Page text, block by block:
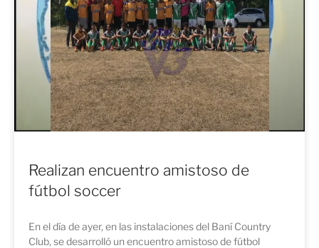
Realizan encuentro amistoso de
fútbol soccer
En el día de ayer, en las instalaciones del Baní Country
Club, se desarrolló un encuentro amistoso de fútbol